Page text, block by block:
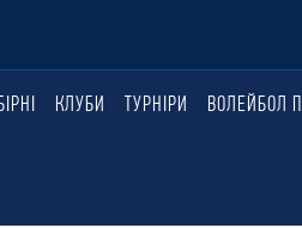
КЛУБИ ТУРНІРИ ВОЛЕЙБОЛ